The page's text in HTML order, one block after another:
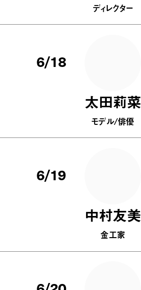
ディレクター
6/18
太田莉菜
モデル/俳優
6/19
中村友美
金工家